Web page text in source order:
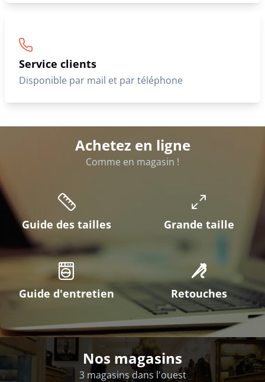
Service clients
Disponible par mail et par téléphone
Achetez en ligne
Comme en magasin !
Guide des tailles Grande taille
Guide d'entretien Retouches
Nos magasins
3 magasins dans l'ouest